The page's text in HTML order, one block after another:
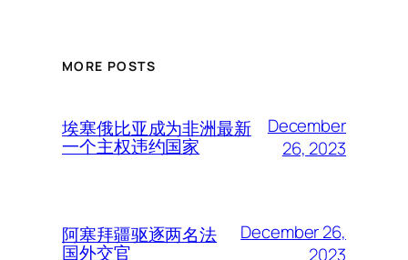
MORE POSTS
埃塞俄比亚成为非洲最新
一个主权违约国家
December
26, 2023
阿塞拜疆驱逐两名法
国外交官
December 26,
2023